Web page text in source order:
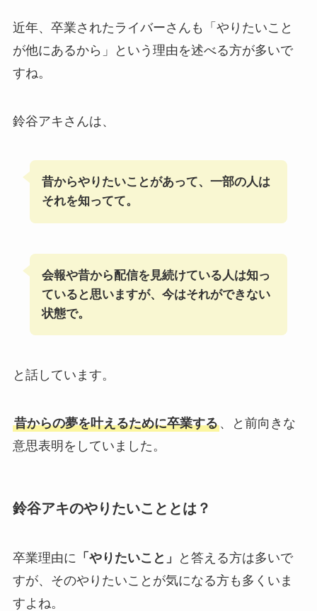
近年、卒業されたライバーさんも「やりたいこと
が他にあるから」という理由を述べる方が多いで
すね。
鈴谷アキさんは、
昔からやりたいことがあって、一部の人は
それを知ってて。
会報や昔から配信を見続けている人は知っ
ていると思いますが、今はそれができない
状態で。
と話しています。
昔からの夢を叶えるために卒業する、と前向きな
意思表明をしていました。
鈴谷アキのやりたいこととは？
卒業理由に 「やりたいこと」
と答える方は多いで
すが、そのやりたいことが気になる方も多くいま
すよね。